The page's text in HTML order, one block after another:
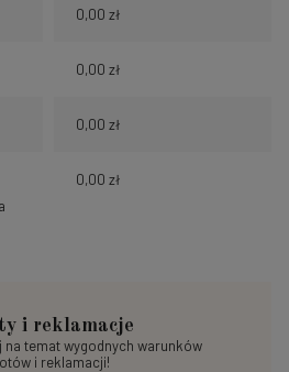
0,00 zł
0,00 zł
0,00 zł
0,00 zł
i reklamacje
na temat wygodnych warunków
i reklamacji!